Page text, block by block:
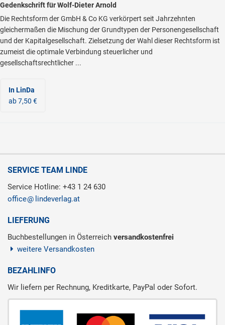
Gedenkschrift für Wolf-Dieter Arnold
Die Rechtsform der GmbH & Co KG verkörpert seit Jahrzehnten
gleichermaßen die Mischung der Grundtypen der Personengesellschaft
und der Kapitalgesellschaft. Zielsetzung der Wahl dieser Rechtsform ist
zumeist die optimale Verbindung steuerlicher und
gesellschaftsrechtlicher ...
In LinDa
ab 7,50 €
SERVICE TEAM LINDE
Service Hotline: +43 1 24 630
office
lindeverlag.at
LIEFERUNG
Buchbestellungen in Österreich versandkostenfrei
weitere Versandkosten
BEZAHLINFO
Wir liefern per Rechnung, Kreditkarte, PayPal oder Sofort.